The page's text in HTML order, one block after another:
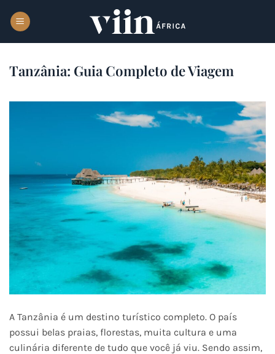
Tanzânia: Guia Completo de Viagem
A Tanzânia é um destino turístico completo. O país
possui belas praias, florestas, muita cultura e uma
culinária diferente de tudo que você já viu. Sendo assim,